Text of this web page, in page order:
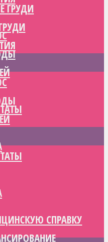
СПРАВКУ
ГРУДИ